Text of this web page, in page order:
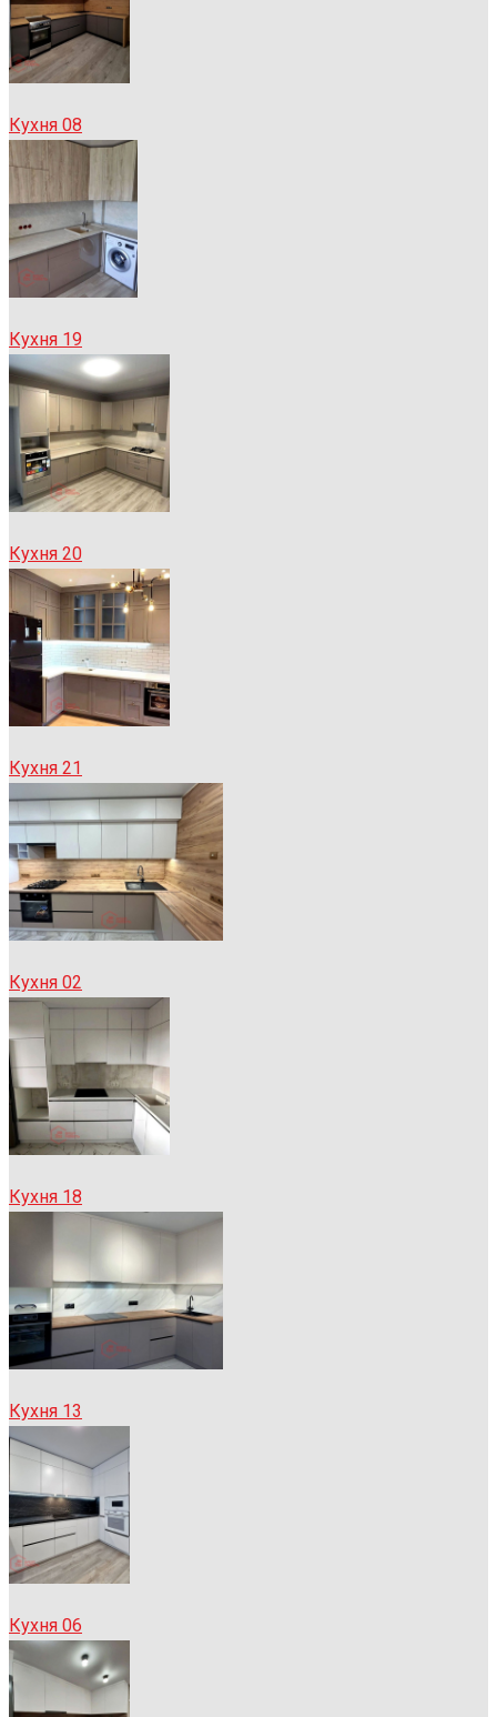
Кухня 08
Кухня 19
Кухня 20
Кухня 21
Кухня 02
Кухня 18
Кухня 13
Кухня 06